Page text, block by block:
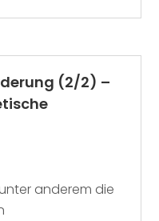
(2/2) –
anderem die